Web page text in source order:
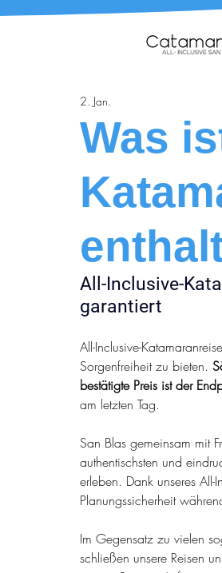
Was
2. Jan.
All-Inclusive-
garantiert
All-Inclusive-
Sorgenfreiheit zu bieten.
bestätigte Preis ist der
am letzten Tag.
San Blas gemeinsam mit
authentischsten und
erleben. Dank unseres
Planungssicherheit
Im Gegensatz zu vielen
schließen unsere Reisen